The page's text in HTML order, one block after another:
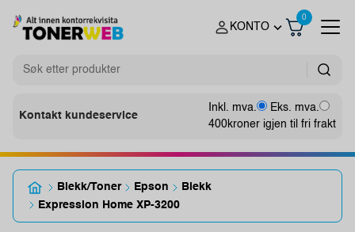
KONTO
0
Kontakt kundeservice
Inkl. mva.
Eks. mva.
400kroner igjen til fri frakt
Blekk/Toner Epson
Blekk
Expression Home XP-3200